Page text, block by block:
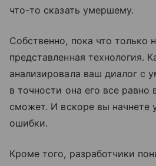
что-то сказать умершему.
Собственно, пока что только
представленная технология.
анализировала ваш диалог с
в точности она его все равно
сможет. И вскоре вы начнете
ошибки.
Кроме того, разработчики